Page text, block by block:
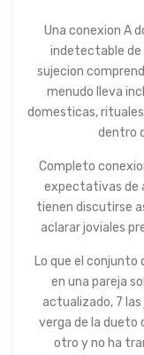
Una conexion A
indetectable de
sujecion
menudo lleva
domesticas,
dentro
Completo
expectativas de
tienen discutirse
aclarar joviales
Lo que el
en una pareja
actualizado, 7 las
verga de la dueto
otro y no ha